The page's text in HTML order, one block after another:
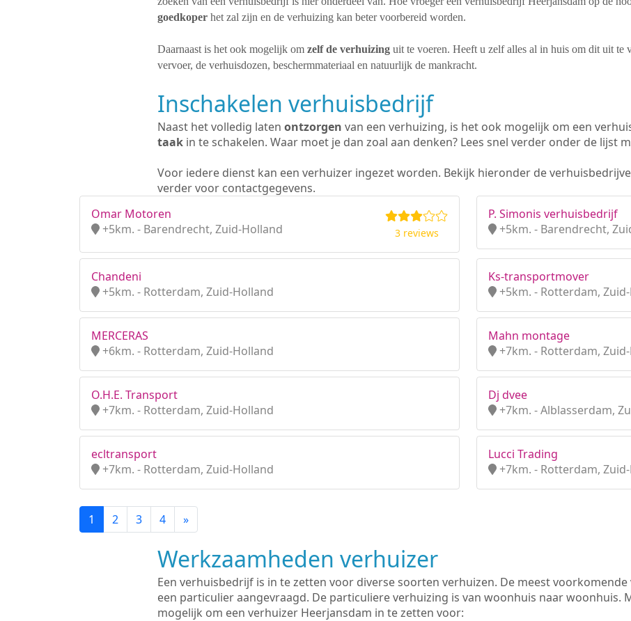
goedkoperhet zal zijn en de verhuizing kan beter voorbereid worden.
Daarnaast is het ook mogelijk om zelf de verhuizinguit te voeren. Heeft u zelf alles al in huis om dit uit te
vervoer, de verhuisdozen, beschermmateriaal en natuurlijk de mankracht.
Inschakelen verhuisbedrijf
Naast het volledig laten ontzorgen van een verhuizing, is het ook mogelijk om een
taakin te schakelen. Waar moet je dan zoal aan denken? Lees snel verder onder de lijst
Voor iedere dienst kan een verhuizer ingezet worden. Bekijk hieronder de
verder voor contactgegevens.
Omar Motoren
+5km. - Barendrecht, Zuid-Holland
3 reviews
P. Simonis verhuisbedrijf
+5km. - Barendrecht,
Chandeni
+5km. - Rotterdam, Zuid-Holland
Ks-transportmover
+5km. - Rotterdam,
MERCERAS
+6km. - Rotterdam, Zuid-Holland
Mahn montage
+7km. - Rotterdam,
O.H.E. Transport
+7km. - Rotterdam, Zuid-Holland
Dj dvee
+7km. - Alblasserdam,
ecltransport
+7km. - Rotterdam, Zuid-Holland
Lucci Trading
+7km. - Rotterdam,
1 2 3 4 »
Werkzaamheden verhuizer
Een verhuisbedrijf is in te zetten voor diverse soorten verhuizen. De meest
een particulier aangevraagd. De particuliere verhuizing is van woonhuis naar woonhuis.
mogelijk om een verhuizer Heerjansdam in te zetten voor: